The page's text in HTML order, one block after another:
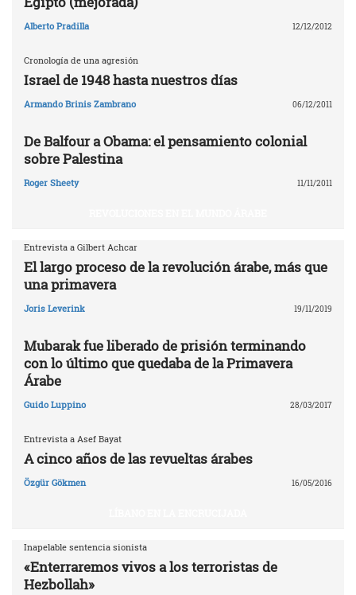
Alberto Pradilla 12/12/2012
Cronología de una agresión
Israel de 1948 hasta nuestros días
Armando Brinis Zambrano 06/12/2011
De Balfour a Obama: el pensamiento colonial
sobre Palestina
Roger Sheety 11/11/2011
Entrevista a Gilbert Achcar
El largo proceso de la revolución árabe, más que
una primavera
Joris Leverink 19/11/2019
Mubarak fue liberado de prisión terminando
con lo último que quedaba de la Primavera
Árabe
Guido Luppino 28/03/2017
Entrevista a Asef Bayat
A cinco años de las revueltas árabes
Özgür Gökmen 16/05/2016
Inapelable sentencia sionista
«Enterraremos vivos a los terroristas de
Hezbollah»